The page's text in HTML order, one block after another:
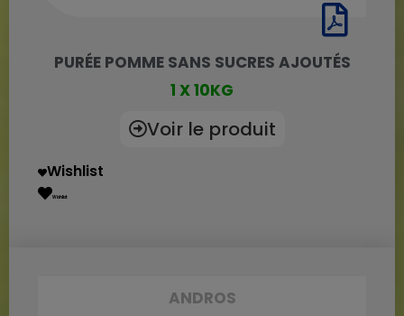
PURÉE POMME SANS SUCRES AJOUTÉS
1 X 10KG
Voir le produit
Wishlist
Wishlist
ANDROS